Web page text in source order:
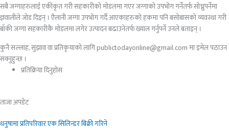
सबै जग्गाहरुलाई एकीकृत गरी सहकारीको मोडलमा गएर जग्गाको उपभोग गर्नेतर्फ सोच्नुपर्नेमा
ज्ञवालीले जोड दिइन् । एैलानी जग्गा उपभोग गर्दै आएकाहरुको हकमा पनि बसोबासको व्यवस्था गरी
बाँकी जग्गा सहकारीकै मोडलमा लगेर उत्पादन बढाउनेतर्फ ख्याल गर्नुपर्ने उनले बताइन् ।
कुनै सल्लाह, सुझाव वा प्रतिकृयाको लागि publictodayonline@gmail.com मा इमेल पठाउन
सक्नुहुन्छ ।
प्रतिक्रिया दिनुहोस​
ताजा अपडेट
धनुषामा प्रतिपरिवार एक सिलिन्डर बिक्री गरिने